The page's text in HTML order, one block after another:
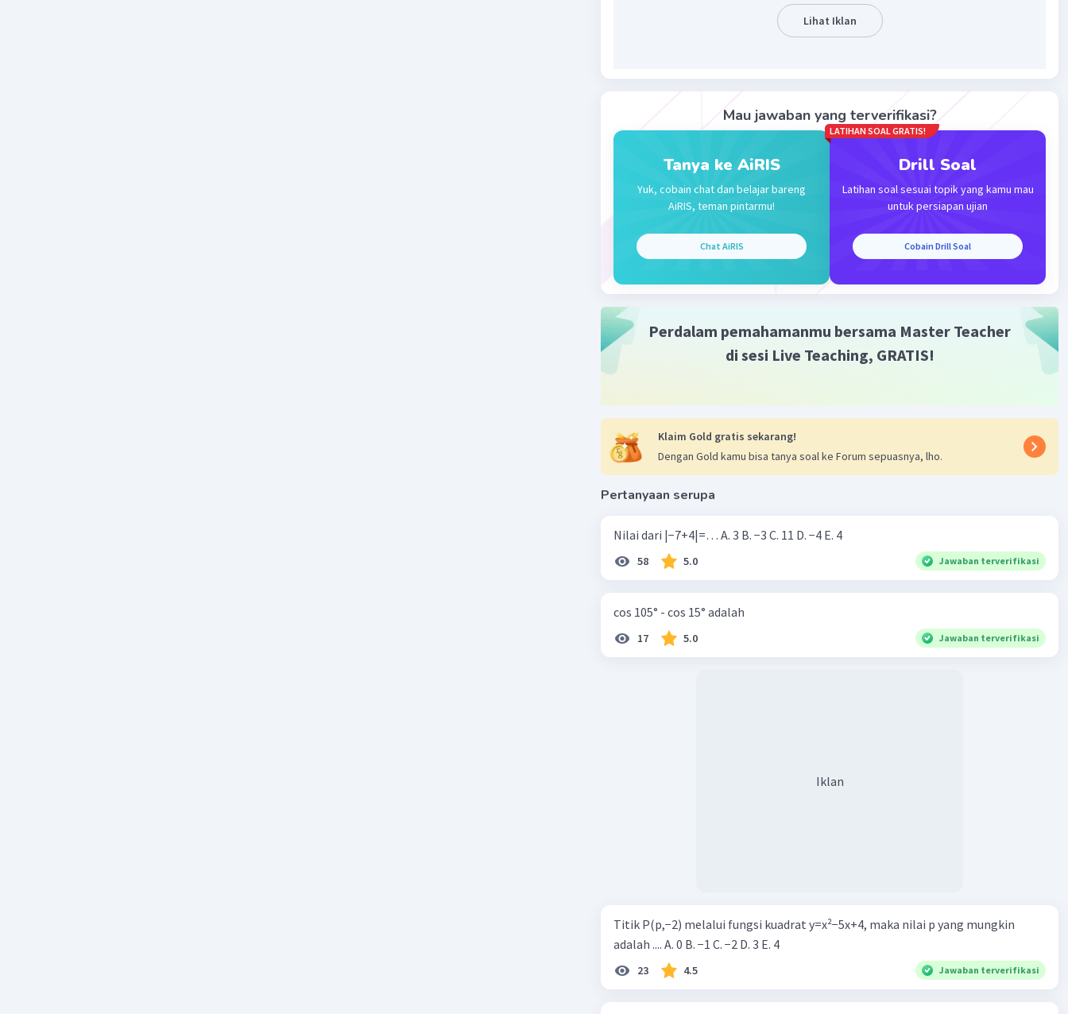
Iklan
Lihat Iklan
Mau jawaban yang terverifikasi?
Tanya ke AiRIS
Yuk, cobain chat dan belajar bareng
AiRIS, teman pintarmu!
Chat AiRIS
LATIHAN SOAL GRATIS!
Drill Soal
Latihan soal sesuai topik yang kamu mau
untuk persiapan ujian
Cobain Drill Soal
Perdalam pemahamanmu bersama Master Teacher
di sesi Live Teaching, GRATIS!
Klaim Gold gratis sekarang!
Dengan Gold kamu bisa tanya soal ke Forum sepuasnya, lho.
Pertanyaan serupa
Nilai dari |−7+4|=… A. 3 B. −3 C. 11 D. −4 E. 4
58 5.0 Jawaban terverifikasi
cos 105° - cos 15° adalah
17 5.0 Jawaban terverifikasi
Iklan
Titik P(p,−2) melalui fungsi kuadrat y=x²−5x+4, maka nilai p yang mungkin
adalah .... A. 0 B. −1 C. −2 D. 3 E. 4
23 4.5 Jawaban terverifikasi